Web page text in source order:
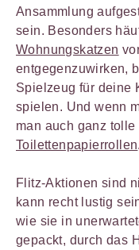
Ansammlung
sein. Besonders
Wohnungskatzen
entgegenzuwirken,
Spielzeug für deine
spielen. Und wenn
man auch ganz
Toilettenpapierrollen.
Flitz-Aktionen sind
kann recht lustig
wie sie in
gepackt, durch das